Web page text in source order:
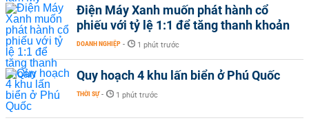
Điện Máy Xanh muốn phát hành cổ
phiếu với tỷ lệ 1:1 để tăng thanh khoản
DOANH NGHIỆP - 1 phút trước
Quy hoạch 4 khu lấn biển ở Phú Quốc
THỜI SỰ - 1 phút trước